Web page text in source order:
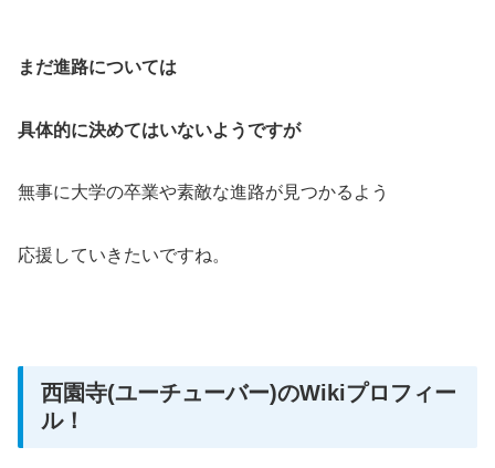
まだ進路については
具体的に決めてはいないようですが
無事に大学の卒業や素敵な進路が見つかるよう
応援していきたいですね。
西園寺(ユーチューバー)のWikiプロフィー
ル！